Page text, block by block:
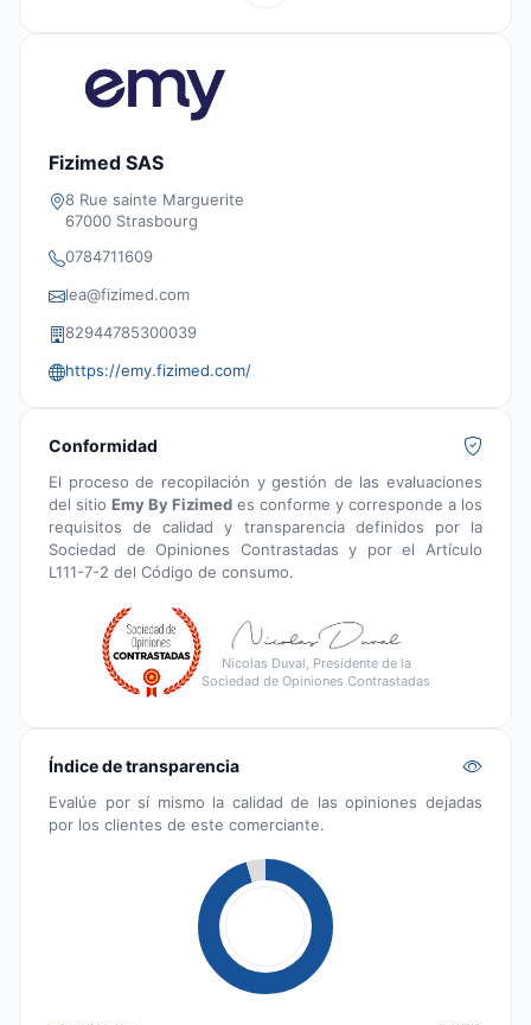
Fizimed SAS
8 Rue sainte Marguerite
67000 Strasbourg
0784711609
lea@fizimed.com
82944785300039
https://emy.fizimed.com/
Conformidad
El proceso de recopilación y gestión de las evaluaciones
del sitio Emy By Fizimed es conforme y corresponde a los
requisitos de calidad y transparencia definidos por la
Sociedad de Opiniones Contrastadas y por el Artículo
L111-7-2 del Código de consumo.
Nicolas Duval, Presidente de la
Sociedad de Opiniones Contrastadas
Índice de transparencia
Evalúe por sí mismo la calidad de las opiniones dejadas
por los clientes de este comerciante.